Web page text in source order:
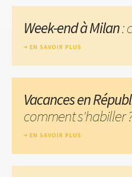
Week-end à Milan:
EN SAVOIR PLUS
Vacances en
comment s'habiller
EN SAVOIR PLUS